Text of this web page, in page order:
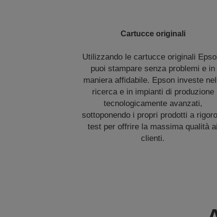
Cartucce originali
Utilizzando le cartucce originali
puoi stampare senza problemi e in
maniera affidabile. Epson investe
ricerca e in impianti di produzione
tecnologicamente avanzati,
sottoponendo i propri prodotti a
test per offrire la massima qualità ai
clienti.